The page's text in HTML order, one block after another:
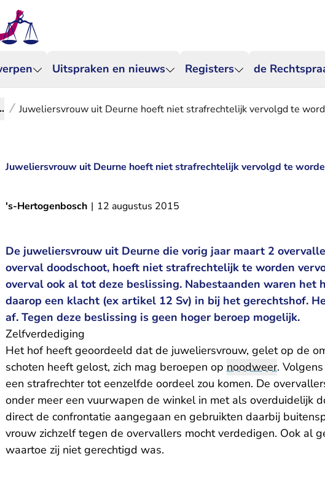
Uitspraken en nieuws Registers de
Juweliersvrouw uit Deurne hoeft niet strafrechtelijk vervolgd te
Juweliersvrouw uit Deurne hoeft niet strafrechtelijk vervolgd te
's-Hertogenbosch | 12 augustus 2015
De juweliersvrouw uit Deurne die vorig jaar maart 2
overval doodschoot, hoeft niet strafrechtelijk te worden
overval ook al tot deze beslissing. Nabestaanden waren het
daarop een klacht (ex artikel 12 Sv) in bij het gerechtshof.
af. Tegen deze beslissing is geen hoger beroep mogelijk.
Zelfverdediging
Het hof heeft geoordeeld dat de juweliersvrouw, gelet op de
schoten heeft gelost, zich mag beroepen op noodweer.
een strafrechter tot eenzelfde oordeel zou komen. De
onder meer een vuurwapen de winkel in met als overduidelijk
direct de confrontatie aangegaan en gebruikten daarbij
vrouw zichzelf tegen de overvallers mocht verdedigen. Ook al
waartoe zij niet gerechtigd was.